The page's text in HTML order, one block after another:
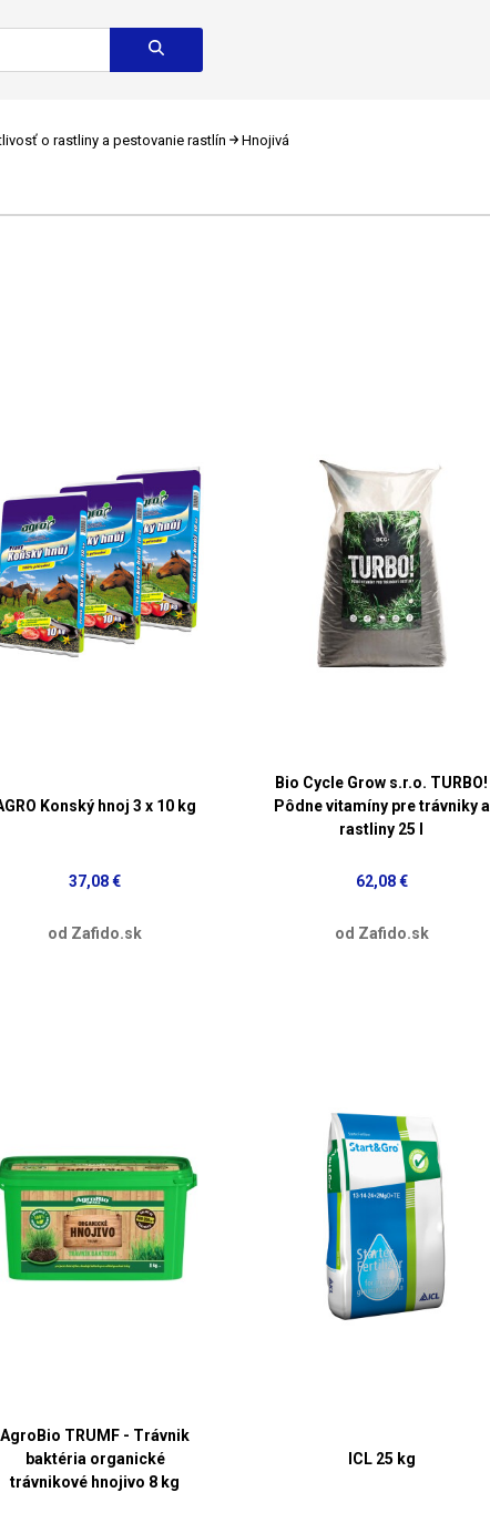
o rastliny a pestovanie rastlín Hnojivá
Konský hnoj 3 x 10 kg
37,08 €
od Zafido.sk
Bio Cycle Grow s.r.o. TURBO!
Pôdne vitamíny pre trávniky a
rastliny 25 l
62,08 €
od Zafido.sk
AgroBio TRUMF - Trávnik
baktéria organické
trávnikové hnojivo 8 kg
ICL 25 kg